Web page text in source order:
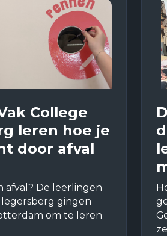
College
leren hoe je
door afval
afval? De leerlingen
gingen
om te leren